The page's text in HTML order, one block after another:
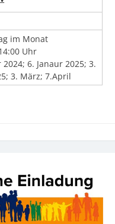
im Monat
Uhr
2024; 6. Janaur 2025;3.
3. März; 7.April